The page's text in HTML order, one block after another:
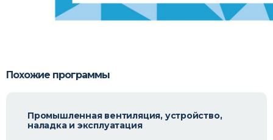
Похожие программы
Промышленная вентиляция, устройство,
наладка и эксплуатация